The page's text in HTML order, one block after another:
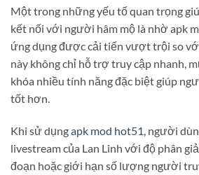
Một trong những yếu tố quan trọng
kết nối với người hâm mộ là nhờ apk
ứng dụng được cải tiến vượt trội so
này không chỉ hỗ trợ truy cập nhanh,
khóa nhiều tính năng đặc biệt giúp
tốt hơn.
Khi sử dụngapk mod hot51 , người
livestream của Lan Linh với độ phân
đoạn hoặc giới hạn số lượng người